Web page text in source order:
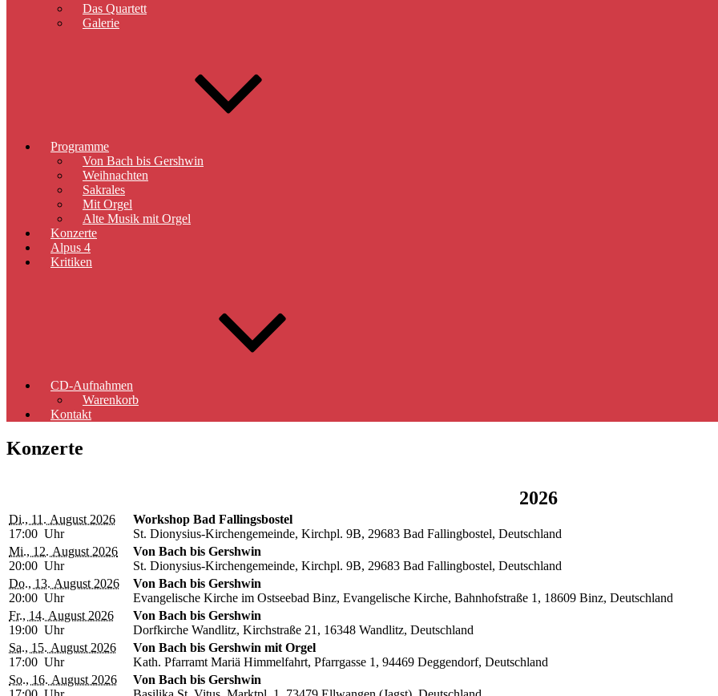
Das Quartett
Galerie
Programme
Von Bach bis Gershwin
Weihnachten
Sakrales
Mit Orgel
Alte Musik mit Orgel
Konzerte
Alpus 4
Kritiken
CD-Aufnahmen
Warenkorb
Kontakt
Konzerte
2026
Di., 11. August 2026
17:00 Uhr
Workshop Bad Fallingsbostel
St. Dionysius-Kirchengemeinde, Kirchpl. 9B, 29683 Bad Fallingbostel, Deutschland
Mi., 12. August 2026
20:00 Uhr
Von Bach bis Gershwin
St. Dionysius-Kirchengemeinde, Kirchpl. 9B, 29683 Bad Fallingbostel, Deutschland
Do., 13. August 2026
20:00 Uhr
Von Bach bis Gershwin
Evangelische Kirche im Ostseebad Binz, Evangelische Kirche, Bahnhofstraße 1, 18609 Binz, Deutschland
Fr., 14. August 2026
19:00 Uhr
Von Bach bis Gershwin
Dorfkirche Wandlitz, Kirchstraße 21, 16348 Wandlitz, Deutschland
Sa., 15. August 2026
17:00 Uhr
Von Bach bis Gershwin mit Orgel
Kath. Pfarramt Mariä Himmelfahrt, Pfarrgasse 1, 94469 Deggendorf, Deutschland
So., 16. August 2026
Von Bach bis Gershwin